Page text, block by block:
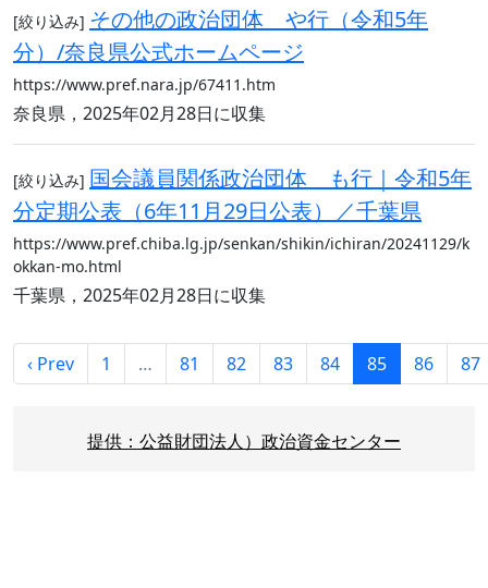
[絞り込み] その他の政治団体 や行（令和5年
分）/奈良県公式ホームページ
https://www.pref.nara.jp/67411.htm
奈良県，2025年02月28日に収集
[絞り込み] 国会議員関係政治団体 も行｜令和5年
分定期公表（6年11月29日公表）／千葉県
https://www.pref.chiba.lg.jp/senkan/shikin/ichiran/20241129/k
okkan-mo.html
千葉県，2025年02月28日に収集
‹ Prev 1 … 81 82 83 84 85 86 87
提供：公益財団法人）政治資金センター